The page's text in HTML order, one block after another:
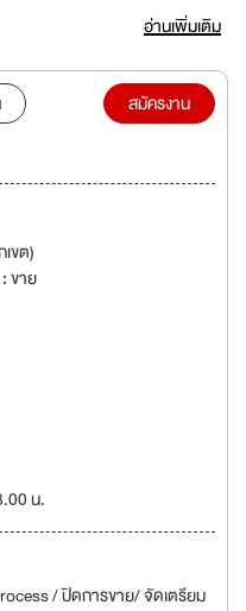
ดสำหรับทุกครอบครัว จึงทุ่มเทและ
มรูปแบบวิถีชีวิตที่ยั่งยืนผ่านการ
โดดเด่นของเรา ได้แก่ เอ็นริช
กาญจนาภิเษก-ปิ่นเกล้า,
residence hua hin ฯลฯ
ญงานหลากหลายด้าน ร่วมผสาน
ห้กำเนิดผลงานอันงดงามทันสมัย
วามยั่งยืน หากคุณมีแนวคิดที่จะ
ากาศการทำงานน่าสนุก ผสานทีม
ราะเราเชื่อว่า "บรรยากาศในบ้าน
นส่วนหนึ่งของเราวันนี้
อ่านเพิ่มเติม
สมัครงาน
ขต)
ขาย
น.
/ ปิดการขาย/ จัดเตรียม